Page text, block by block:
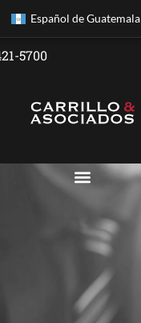
Español de Guatemala
5700